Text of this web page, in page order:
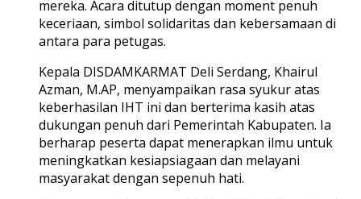
mereka. Acara ditutup dengan moment penuh
keceriaan, simbol solidaritas dan kebersamaan di
antara para petugas.
Kepala DISDAMKARMAT Deli Serdang, Khairul
Azman, M.AP, menyampaikan rasa syukur atas
keberhasilan IHT ini dan berterima kasih atas
dukungan penuh dari Pemerintah Kabupaten. Ia
berharap peserta dapat menerapkan ilmu untuk
meningkatkan kesiapsiagaan dan melayani
masyarakat dengan sepenuh hati.